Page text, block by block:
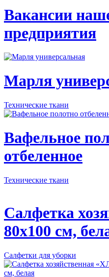
Вакансии
предприятия
Марля
Технические ткани
Вафельное
отбеленное
Технические ткани
Салфетка
80х100 см,
Салфетки для уборки